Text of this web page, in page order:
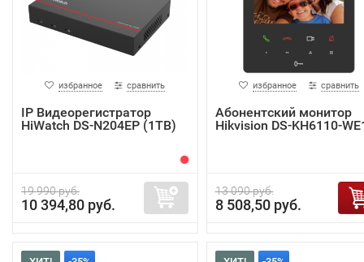
избранное сравнить
IP Видеорегистратор
HiWatch DS-N204EP (1TB)
19 990 руб.
10 394,80 руб.
избранное сравнить
Абонентский монитор
Hikvision DS-KH6110-
13 090 руб.
8 508,50 руб.